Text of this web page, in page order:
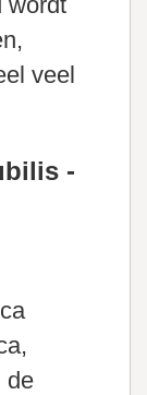
veel
-
de